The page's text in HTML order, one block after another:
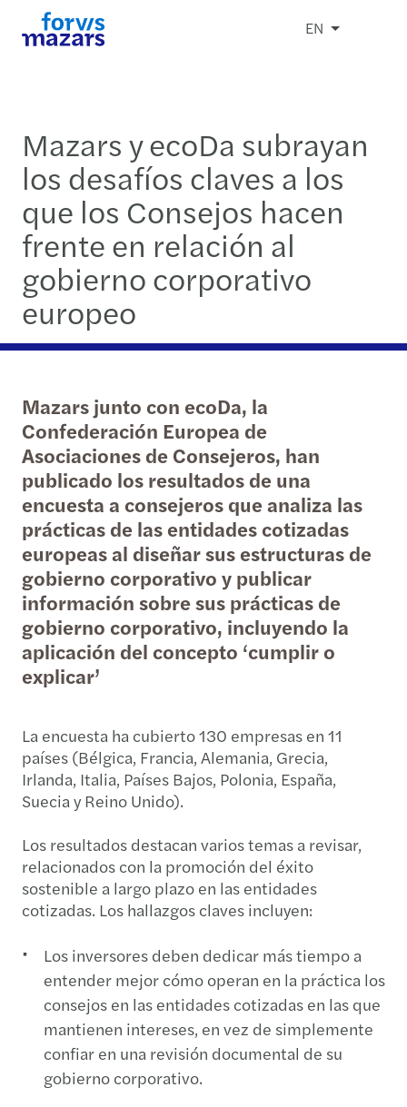
EN
Mazars y ecoDa subrayan
los desafíos claves a los
que los Consejos hacen
frente en relación al
gobierno corporativo
europeo
Mazars junto con ecoDa, la
Confederación Europea de
Asociaciones de Consejeros, han
publicado los resultados de una
encuesta a consejeros que analiza las
prácticas de las entidades cotizadas
europeas al diseñar sus estructuras de
gobierno corporativo y publicar
información sobre sus prácticas de
gobierno corporativo, incluyendo la
aplicación del concepto ‘cumplir o
explicar’
La encuesta ha cubierto 130 empresas en 11
países (Bélgica, Francia, Alemania, Grecia,
Irlanda, Italia, Países Bajos, Polonia, España,
Suecia y Reino Unido).
Los resultados destacan varios temas a revisar,
relacionados con la promoción del éxito
sostenible a largo plazo en las entidades
cotizadas. Los hallazgos claves incluyen:
Los inversores deben dedicar más tiempo a
entender mejor cómo operan en la práctica los
consejos en las entidades cotizadas en las que
mantienen intereses, en vez de simplemente
confiar en una revisión documental de su
gobierno corporativo.